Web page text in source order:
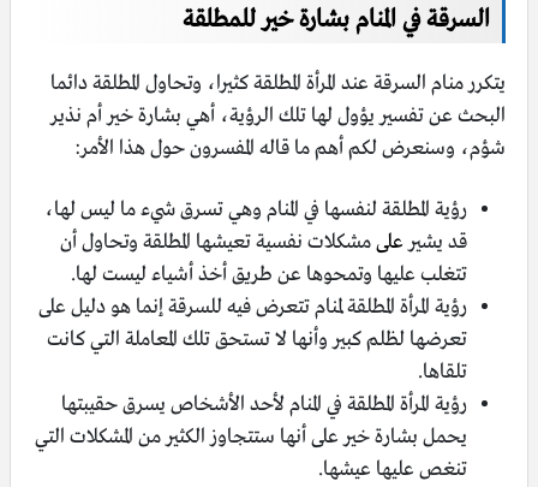
السرقة في المنام بشارة خير للمطلقة
يتكرر منام السرقة عند المرأة المطلقة كثيرا، وتحاول المطلقة دائما
البحث عن تفسير يؤول لها تلك الرؤية، أهي بشارة خير أم نذير
شؤم، وسنعرض لكم أهم ما قاله المفسرون حول هذا الأمر:
رؤية المطلقة لنفسها في المنام وهي تسرق شيء ما ليس لها،
قد يشير علىمشكلات نفسية تعيشها المطلقة وتحاول أن
تتغلب عليها وتمحوها عن طريق أخذ أشياء ليست لها.
رؤية المرأة المطلقة لمنام تتعرض فيه للسرقة إنما هو دليل على
تعرضها لظلم كبير وأنها لا تستحق تلك المعاملة التي كانت
تلقاها.
رؤية المرأة المطلقة في المنام لأحد الأشخاص يسرق حقيبتها
يحمل بشارة خير على أنها ستتجاوز الكثير من المشكلات التي
تنغص عليها عيشها.